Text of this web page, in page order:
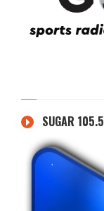
SUGAR 105.5